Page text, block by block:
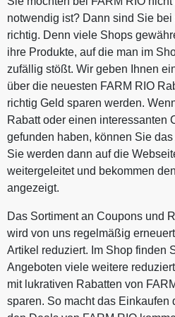
notwendig ist? Dann sind Sie
richtig. Denn viele Shops
ihre Produkte, auf die man im
zufällig stößt. Wir geben Ihnen
über die neuesten FARM RIO
richtig Geld sparen werden.
Rabatt oder einen interessanten
gefunden haben, können Sie
Sie werden dann auf die
weitergeleitet und bekommen
angezeigt.
Das Sortiment an Coupons und
wird von uns regelmäßig
Artikel reduziert. Im Shop finden
Angeboten viele weitere
mit lukrativen Rabatten von
sparen. So macht das Einkaufen